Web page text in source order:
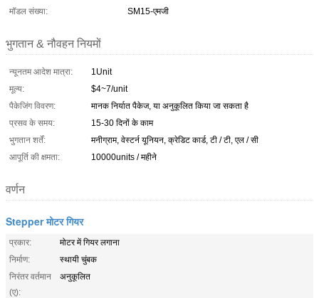
मॉडल संख्या:
SM15-एमजी
भुगतान & नौवहन नियमों
न्यूनतम आदेश मात्रा:
1Unit
मूल्य:
$4~7/unit
पैकेजिंग विवरण:
मानक निर्यात पैकेज, या अनुकूलित किया जा सकता है
प्रसव के समय:
15-30 दिनों के काम
भुगतान शर्तें:
मनीग्राम, वेस्टर्न यूनियन, क्रेडिट कार्ड, टी / टी, एल / सी
आपूर्ति की क्षमता:
10000units / महीने
वर्णन
Stepper मोटर गियर
प्रकार:
मोटर में गियर लगाना
निर्माण:
स्थायी चुंबक
निरंतर वर्तमान
(ए):
अनुकूलित